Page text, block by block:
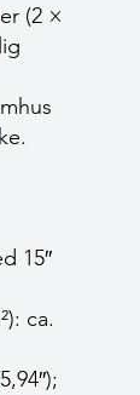
(2 ×
15″
ca.